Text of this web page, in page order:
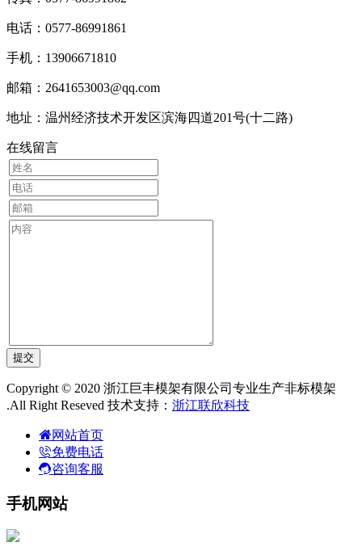
电话：0577-86991861
手机：13906671810
邮箱：2641653003@qq.com
地址：温州经济技术开发区滨海四道201号(十二路)
在线留言
Copyright © 2020 浙江巨丰模架有限公司专业生产非标模架
.All Right Reseved 技术支持： 浙江联欣科技
网站首页
免费电话
咨询客服
手机网站